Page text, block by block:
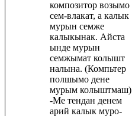
композитор возымо
сем-влакат, а калык
мурын семже
калыкынак. Айста
ынде мурын
семжымат колышт
налына. (Компьтер
полшымо дене
мурым колыштмаш)
-Ме тендан денем
арий калык муро-